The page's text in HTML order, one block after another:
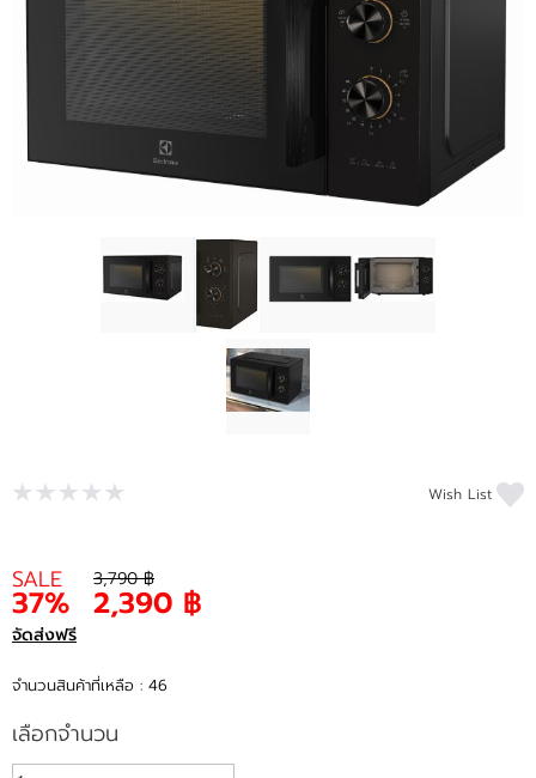
Wish List
SALE
37%
3,790 ฿
2,390 ฿
จัดส่งฟรี
จำนวนสินค้าที่เหลือ : 46
เลือกจำนวน